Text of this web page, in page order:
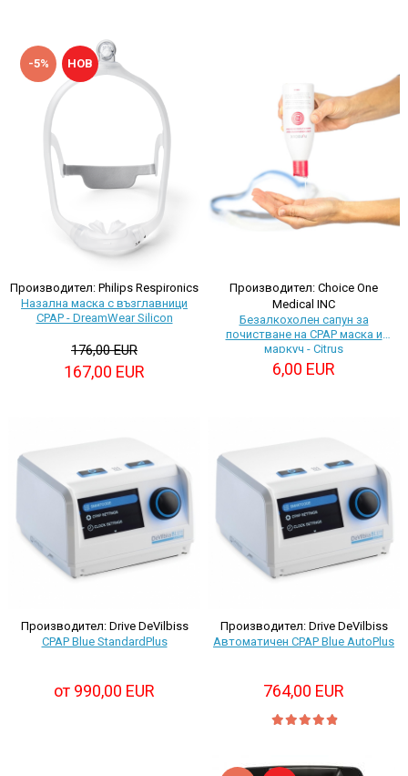
-5% НОВ
Производител: Philips Respironics
Назална маска с възглавници
CPAP - DreamWear Silicon
176,00 EUR
167,00 EUR
Производител: Choice One
Medical INC
Безалкохолен сапун за
почистване на CPAP маска и
маркуч - Citrus
6,00 EUR
Производител: Drive DeVilbiss
CPAP Blue StandardPlus
от 990,00 EUR
Производител: Drive DeVilbiss
Автоматичен CPAP Blue AutoPlus
764,00 EUR